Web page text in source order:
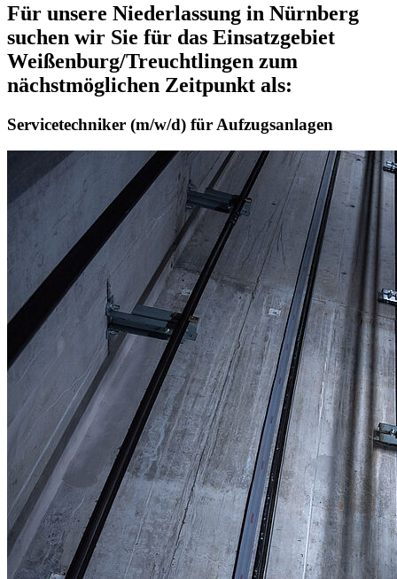
Für unsere Niederlassung in Nürnberg
suchen wir Sie für das Einsatzgebiet
Weißenburg/Treuchtlingen zum
nächstmöglichen Zeitpunkt als:
Servicetechniker (m/w/d) für Aufzugsanlagen